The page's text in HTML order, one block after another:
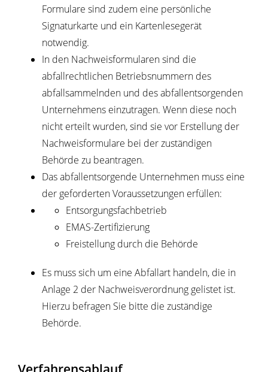
Formulare sind zudem eine persönliche
Signaturkarte und ein Kartenlesegerät
notwendig.
In den Nachweisformularen sind die
abfallrechtlichen Betriebsnummern des
abfallsammelnden und des abfallentsorgenden
Unternehmens einzutragen. Wenn diese noch
nicht erteilt wurden, sind sie vor Erstellung der
Nachweisformulare bei der zuständigen
Behörde zu beantragen.
Das abfallentsorgende Unternehmen muss eine
der geforderten Voraussetzungen erfüllen:
Entsorgungsfachbetrieb
EMAS-Zertifizierung
Freistellung durch die Behörde
Es muss sich um eine Abfallart handeln, die in
Anlage 2 der Nachweisverordnung gelistet ist.
Hierzu befragen Sie bitte die zuständige
Behörde.